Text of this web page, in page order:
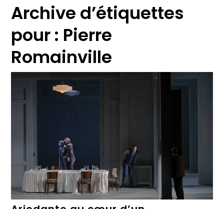
Archive d’étiquettes
pour : Pierre
Romainville